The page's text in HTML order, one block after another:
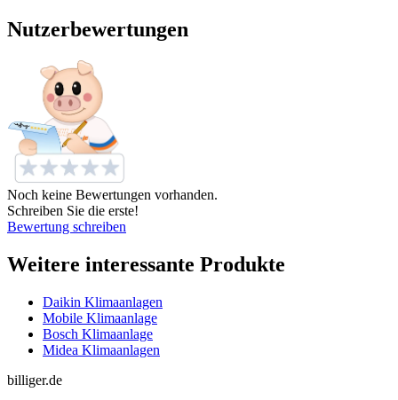
Nutzerbewertungen
Noch keine Bewertungen vorhanden.
Schreiben Sie die erste!
Bewertung schreiben
Weitere interessante Produkte
Daikin Klimaanlagen
Mobile Klimaanlage
Bosch Klimaanlage
Midea Klimaanlagen
billiger.de